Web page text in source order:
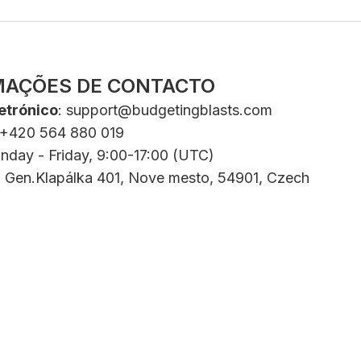
DE CONTACTO
: support@budgetingblasts.com
564 880 019
- Friday, 9:00-17:00 (UTC)
Gen.Klapálka 401, Nove mesto, 54901, Czech